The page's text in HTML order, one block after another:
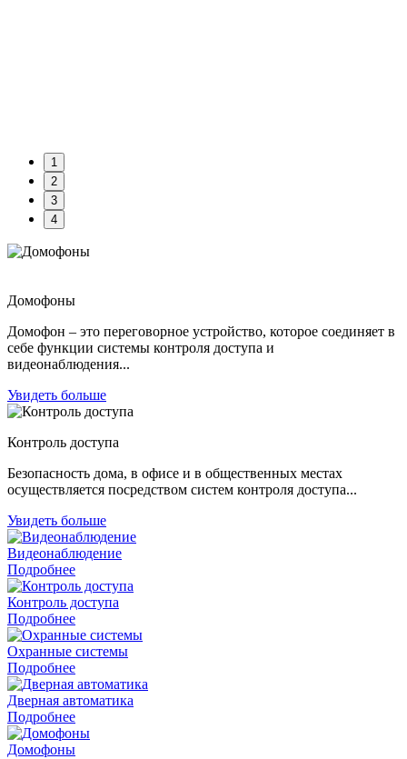
1
2
3
4
Домофоны
Домофон – это переговорное устройство, которое соединяет в
себе функции системы контроля доступа и
видеонаблюдения...
Увидеть больше
Контроль доступа
Безопасность дома, в офисе и в общественных местах
осуществляется посредством систем контроля доступа...
Увидеть больше
Видеонаблюдение
Подробнее
Контроль доступа
Подробнее
Охранные системы
Подробнее
Дверная автоматика
Подробнее
Домофоны